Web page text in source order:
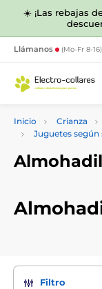
☀️ ¡Las rebajas
Llámanos (Mo-Fr 8-16)
Inicio Crianza
Juguetes según
Filtro